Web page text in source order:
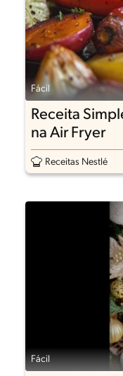
Fácil
Receita
na Air Fryer
Receitas Nestlé
Fácil